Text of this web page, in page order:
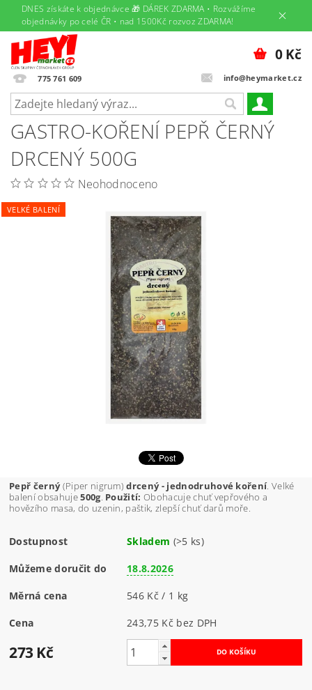
DNES získáte k objednávce 🎁 DÁREK ZDARMA • Rozvážíme
objednávky po celé ČR • nad 1500Kč rozvoz ZDARMA!
775 761 609 info@heymarket.cz
0 Kč
GASTRO-KOŘENÍ PEPŘ ČERNÝ
DRCENÝ 500G
Neohodnoceno
VELKÉ BALENÍ
Pepř černý(Piper nigrum)drcený - jednodruhové koření. Velké
balení obsahuje500g. Použití: Obohacuje chuť vepřového a
hovězího masa, do uzenin, paštik, zlepší chuť darů moře.
Dostupnost Skladem (>5 ks)
Můžeme doručit do 18.8.2026
Měrná cena 546 Kč / 1 kg
Cena 243,75 Kč bez DPH
273 Kč